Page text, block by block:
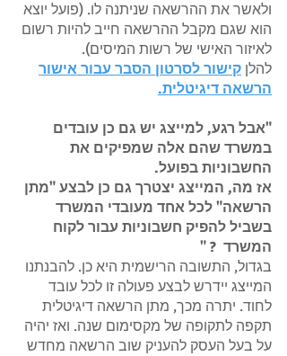
ולאשר את ההרשאה שניתנה לו. (פועל יוצא
הוא שגם מקבל ההרשאה חייב להיות רשום
לאיזור האישי של רשות המיסים).
להלן קישור לסרטון הסבר עבור אישור
הרשאה דיגיטלית.
"אבל רגע, למייצג יש גם כן עובדים
במשרד שהם אלה שמפיקים את
החשבוניות בפועל.
אז מה, המייצג יצטרך גם כן לבצע "מתן
הרשאה" לכל אחד מעובדי המשרד
בשביל להפיק חשבוניות עבור לקוח
המשרד ? "
בגדול, התשובה הרישמית היא כן. להבנתנו
המייצג יידרש לבצע פעולה זו לכל עובד
לחוד. יתרה מכך, מתן הרשאה דיגיטלית
תקפה לתקופה של מקסימום שנה. ואז יהיה
על בעל העסק להעניק שוב הרשאה מחדש